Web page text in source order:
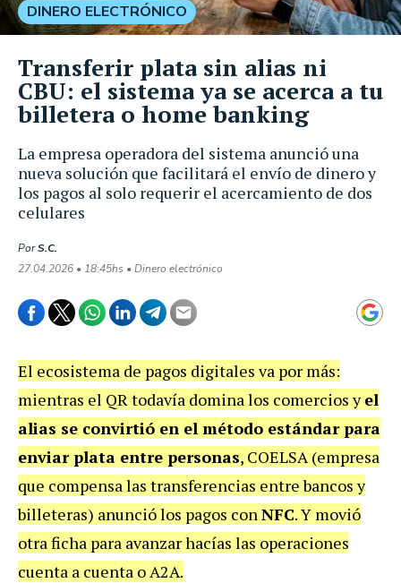
La empresa operadora del sistema anunció una
nueva solución que facilitará el envío de dinero y
los pagos al solo requerir el acercamiento de dos
celulares
PorS.C.
27.04.2026 • 18:45hs • Dinero electrónico
DINERO ELECTRÓNICO
Transferir plata sin alias ni
CBU: el sistema ya se acerca a tu
billetera o home banking
El ecosistema de pagos digitales va por más:
mientras el QR todavía domina los comercios yel
alias se convirtió en el método estándar para
enviar plata entre personas, COELSA (empresa
que compensa las transferencias entre bancos y
billeteras) anunció los pagos conNFC. Y movió
otra ficha para avanzar hacías las operaciones
cuenta a cuenta o A2A.